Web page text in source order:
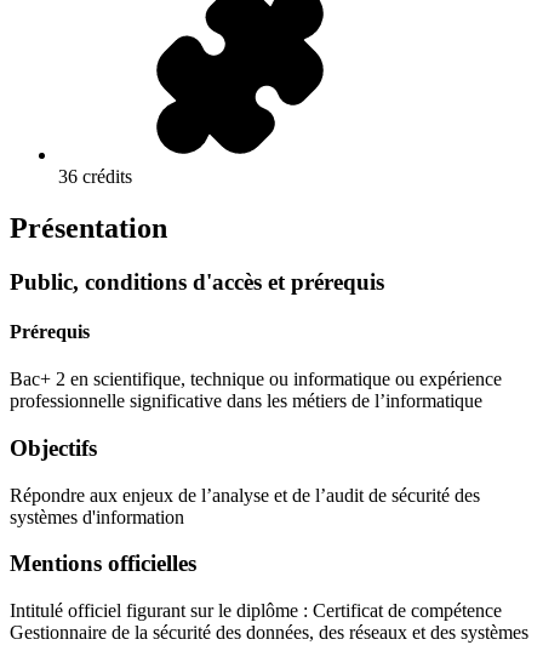
36 crédits
Présentation
Public, conditions d'accès et prérequis
Prérequis
Bac+ 2 en scientifique, technique ou informatique ou expérience
professionnelle significative dans les métiers de l’informatique
Objectifs
Répondre aux enjeux de l’analyse et de l’audit de sécurité des
systèmes d'information
Mentions officielles
Intitulé officiel figurant sur le diplôme : Certificat de compétence
Gestionnaire de la sécurité des données, des réseaux et des systèmes